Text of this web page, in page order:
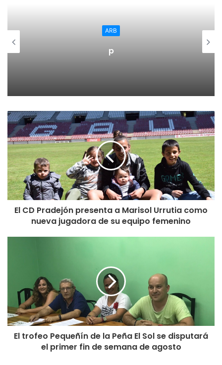
prohibición de la N-232 de los camiones siga estando
como está por dos cosas: su enorme éxito y la seguridad
que ha demostrado esta medida».
ARB
p
El CD Pradejón presenta a Marisol Urrutia como
nueva jugadora de su equipo femenino
El trofeo Pequeñín de la Peña El Sol se disputará
el primer fin de semana de agosto